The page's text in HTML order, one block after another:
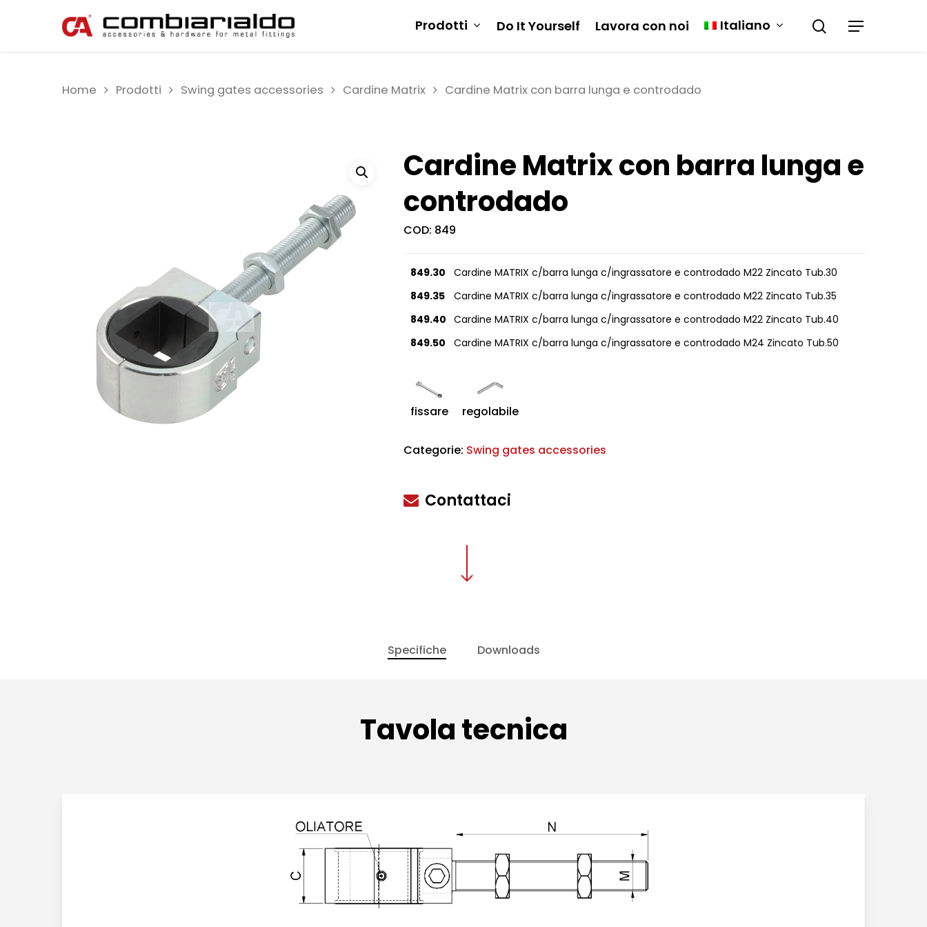
Premi invio per cercare o ESC per uscire
Prodotti Do It Yourself Lavora con noi Italiano
Home Prodotti Swing gates accessories Cardine Matrix Cardine Matrix con barra lunga e controdado
Cardine Matrix con barra lunga e
controdado
COD: 849
849.30
Cardine MATRIX c/barra lunga c/ingrassatore e controdado M22 Zincato Tub.30
849.35
Cardine MATRIX c/barra lunga c/ingrassatore e controdado M22 Zincato Tub.35
849.40 Cardine MATRIX c/barra lunga c/ingrassatore e controdado M22 Zincato Tub.40
849.50
Cardine MATRIX c/barra lunga c/ingrassatore e controdado M24 Zincato Tub.50
fissare regolabile
Categorie: Swing gates accessories
Contattaci
Specifiche Downloads
Tavola tecnica